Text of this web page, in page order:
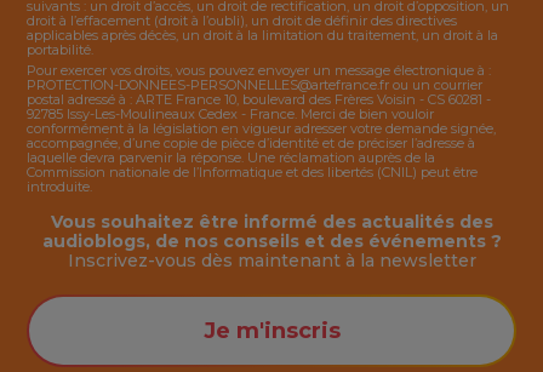
suivants : un droit d’accès, un droit de rectification, un droit d’opposition, un
droit à l’effacement (droit à l’oubli), un droit de définir des directives
applicables après décès, un droit à la limitation du traitement, un droit à la
portabilité.
Pour exercer vos droits, vous pouvez envoyer un message électronique à :
PROTECTION-DONNEES-PERSONNELLES@artefrance.fr ou un courrier
postal adressé à : ARTE France 10, boulevard des Frères Voisin - CS 60281 -
92785 Issy-Les-Moulineaux Cedex - France. Merci de bien vouloir
conformément à la législation en vigueur adresser votre demande signée,
accompagnée, d’une copie de pièce d’identité et de préciser l’adresse à
laquelle devra parvenir la réponse. Une réclamation auprès de la
Commission nationale de l’Informatique et des libertés (CNIL) peut être
introduite.
Vous souhaitez être informé des actualités des
audioblogs, de nos conseils et des événements ?
Inscrivez-vous dès maintenant à la newsletter
Je m'inscris